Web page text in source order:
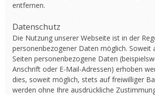
entfernen.
Datenschutz
Die Nutzung unserer Webseite ist in der
personenbezogener Daten möglich. Soweit
Seiten personenbezogene Daten
Anschrift oder E-Mail-Adressen) erhoben
dies, soweit möglich, stets auf freiwilliger
werden ohne Ihre ausdrückliche